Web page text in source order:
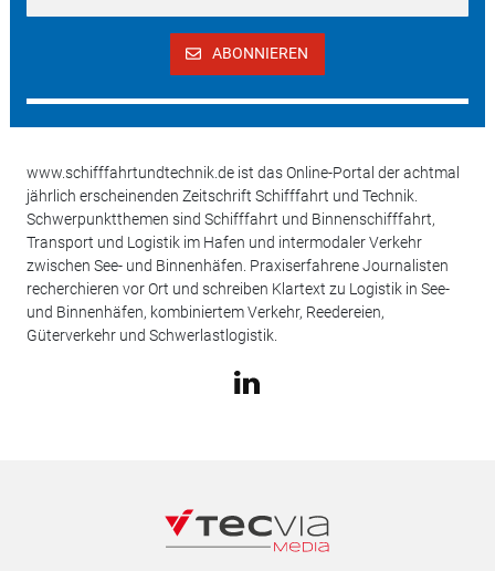
ABONNIEREN
www.schifffahrtundtechnik.de ist das Online-Portal der achtmal
jährlich erscheinenden Zeitschrift Schifffahrt und Technik.
Schwerpunktthemen sind Schifffahrt und Binnenschifffahrt,
Transport und Logistik im Hafen und intermodaler Verkehr
zwischen See- und Binnenhäfen. Praxiserfahrene Journalisten
recherchieren vor Ort und schreiben Klartext zu Logistik in See-
und Binnenhäfen, kombiniertem Verkehr, Reedereien,
Güterverkehr und Schwerlastlogistik.